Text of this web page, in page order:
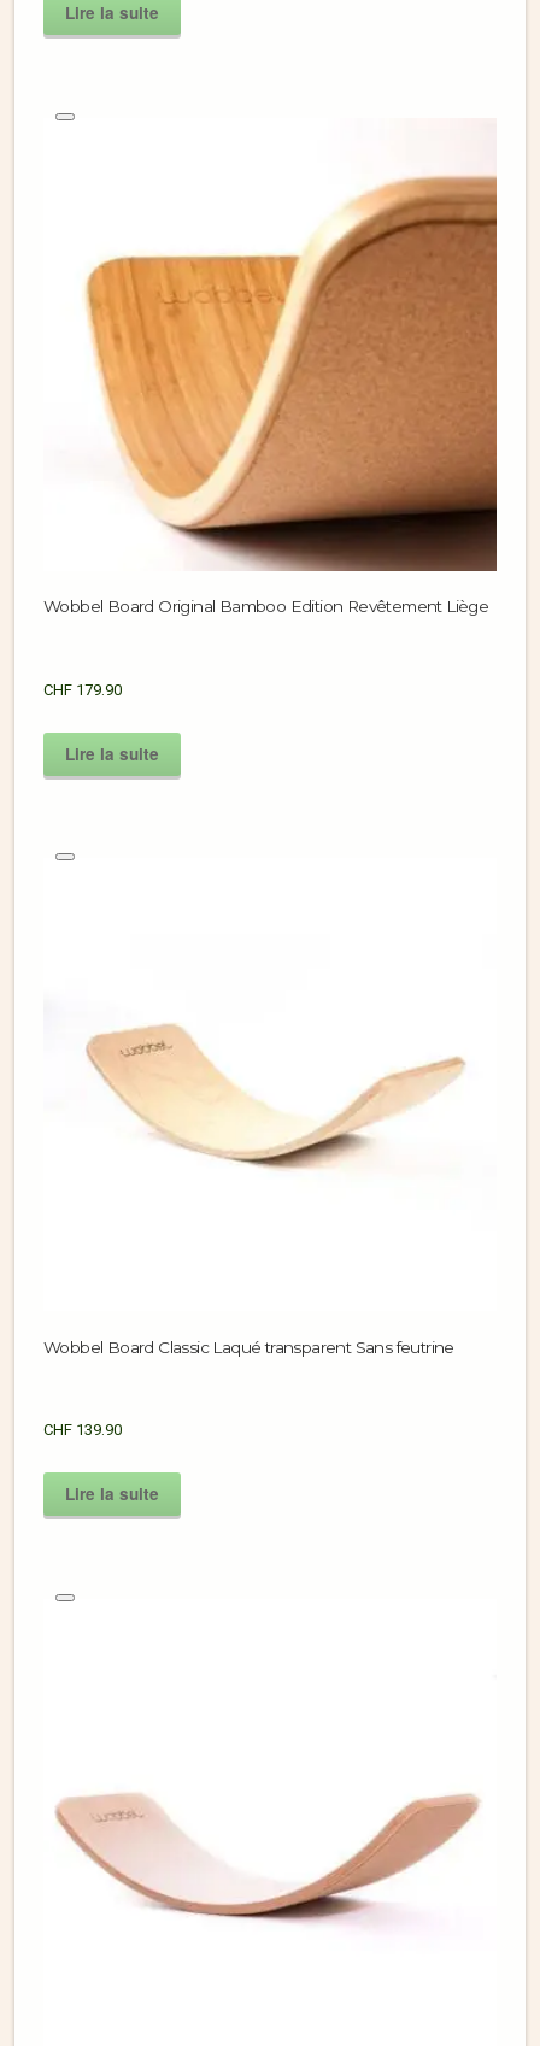
Lire la suite
Wobbel Board Original Bamboo Edition Revêtement Liège
CHF 179.90
Lire la suite
Wobbel Board Classic Laqué transparent Sans feutrine
CHF 139.90
Lire la suite